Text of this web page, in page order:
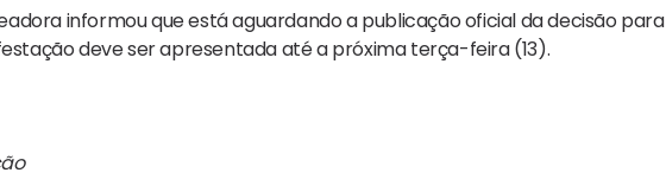
informou que está aguardando a publicação oficial da decisão para
deve ser apresentada até a próxima terça-feira (13).